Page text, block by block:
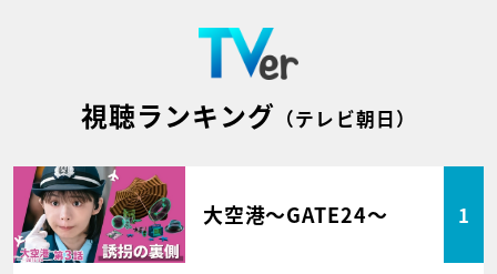
視聴ランキング （テレビ朝日）
大空港～GATE24～ 1